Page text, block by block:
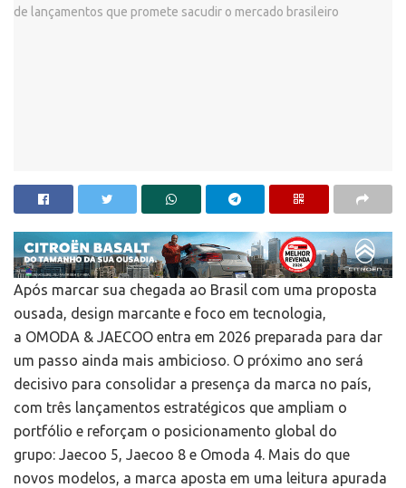
Após marcar sua chegada ao Brasil com uma proposta
ousada, design marcante e foco em tecnologia,
a OMODA & JAECOO entra em 2026 preparada para dar
um passo ainda mais ambicioso. O próximo ano será
decisivo para consolidar a presença da marca no país,
com três lançamentos estratégicos que ampliam o
portfólio e reforçam o posicionamento global do
grupo: Jaecoo 5, Jaecoo 8 e Omoda 4. Mais do que
novos modelos, a marca aposta em uma leitura apurada